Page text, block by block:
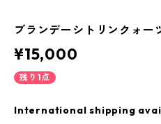
ブランデーシトリンクォー
¥15,000
残り1点
International shipping